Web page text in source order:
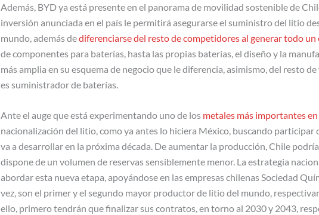
Además, BYD ya está presente en el panorama de movilidad sostenible de
inversión anunciada en el país le permitirá asegurarse el suministro del litio
mundo, además dediferenciarse del resto de competidores al generar todo un
de componentes para baterías, hasta las propias baterías, el diseño y la
más amplia en su esquema de negocio que le diferencia, asimismo, del resto
es suministrador de baterías.
Ante el auge que está experimentando uno de los metales más importantes
nacionalización del litio, como ya antes lo hiciera México, buscando participar
va a desarrollar en la próxima década. De aumentar la producción, Chile
dispone de un volumen de reservas sensiblemente menor. La estrategia
abordar esta nueva etapa, apoyándose en las empresas chilenas Sociedad
vez, son el primer y el segundo mayor productor de litio del mundo,
ello, primero tendrán que finalizar sus contratos, en torno al 2030 y 2043,